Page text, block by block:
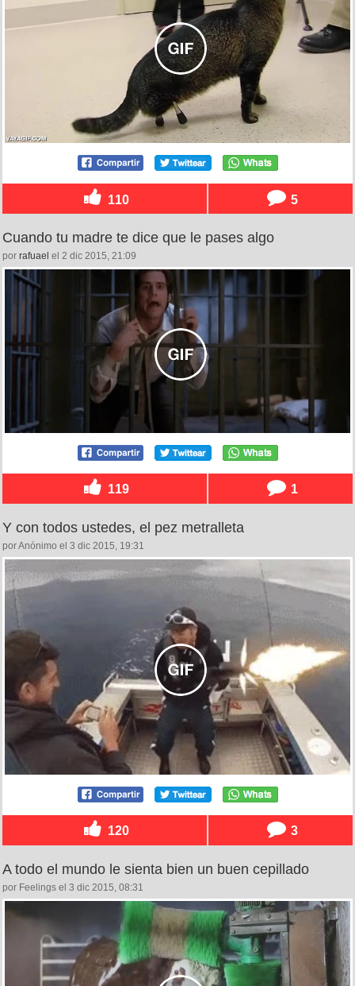
110 5
Cuando tu madre te dice que le pases algo
por rafuael el 2 dic 2015, 21:09
119 1
Y con todos ustedes, el pez metralleta
por Anónimo el 3 dic 2015, 19:31
120 3
A todo el mundo le sienta bien un buen cepillado
por Feelings el 3 dic 2015, 08:31